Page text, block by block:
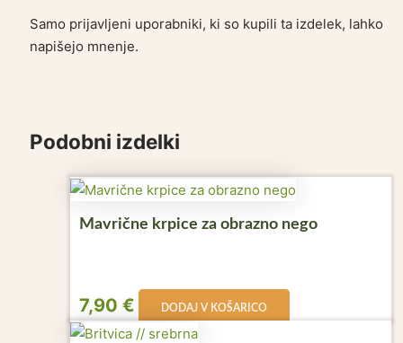
Samo prijavljeni uporabniki, ki so kupili ta izdelek, lahko
napišejo mnenje.
Podobni izdelki
Mavrične krpice za obrazno nego
7,90€ DODAJ V KOŠARICO